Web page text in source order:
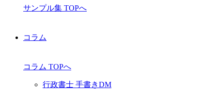
サンプル集 TOPへ
コラム
コラム TOPへ
行政書士 手書きDM